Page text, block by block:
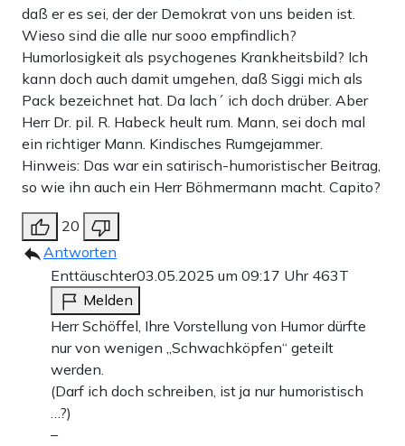
daß er es sei, der der Demokrat von uns beiden ist.
Wieso sind die alle nur sooo empfindlich?
Humorlosigkeit als psychogenes Krankheitsbild? Ich
kann doch auch damit umgehen, daß Siggi mich als
Pack bezeichnet hat. Da lach´ ich doch drüber. Aber
Herr Dr. pil. R. Habeck heult rum. Mann, sei doch mal
ein richtiger Mann. Kindisches Rumgejammer.
Hinweis: Das war ein satirisch-humoristischer Beitrag,
so wie ihn auch ein Herr Böhmermann macht. Capito?
20
Antworten
Enttäuschter03.05.2025 um 09:17 Uhr 463T
Melden
Herr Schöffel, Ihre Vorstellung von Humor dürfte
nur von wenigen „Schwachköpfen“ geteilt
werden.
(Darf ich doch schreiben, ist ja nur humoristisch
…?)
–